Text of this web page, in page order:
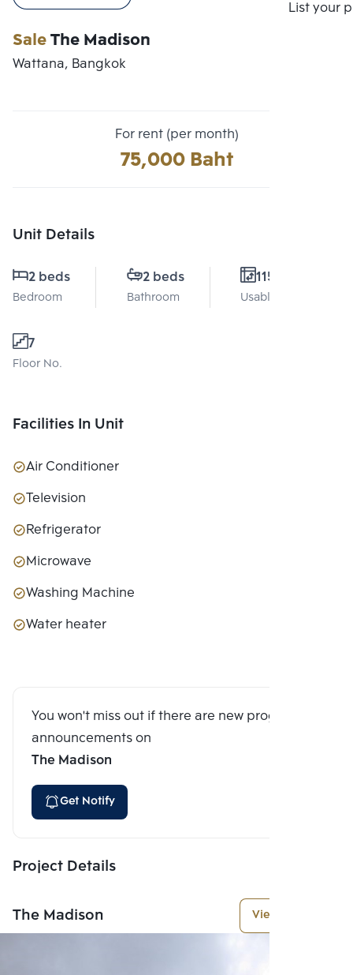
List your
SaleThe Madison
Wattana, Bangkok
For rent (per month)
75,000 Baht
Unit Details
2 beds
Bedroom
2 beds
Bathroom
115 Sq.m.
Usable area
7
Floor No.
Facilities In Unit
Air Conditioner
Television
Refrigerator
Microwave
Washing Machine
Water heater
You won't miss out if there are new program
announcements on
The Madison
Get Notify
Project Details
The Madison View More